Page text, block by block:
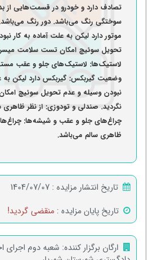
تصادف دارد و خودرو در قسمت‌هایی از
سوختگی رنگ می‌باشد. دور رنگ
موتور دارد لیکن به علت آماده به کار
تحویل سوئیچ امکان تست سلامت
لاستیک‌ها: لاستیک‌های جلو و عقب
وضعیت گیربکس: گیربکس دارد لیکن به
نبودن وسیله و عدم تحویل سوئیچ
نگردید. صندلی و تودوزی: از نظر ظاهری
چراغ‌های جلو و عقب و شیشه‌ها:
ظاهری سالم می‌باشد.
تاریخ انتشار مزایده : 1404/07/07
تاریخ پایان مزایده : منقضی گردید!
ارگان برگزار کننده: شعبه دوم اجرای